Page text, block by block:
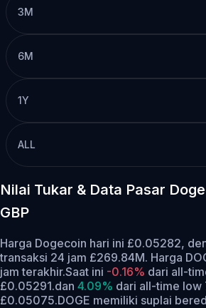
3M
6M
1Y
ALL
Nilai Tukar & Data Pasar
GBP
Harga Dogecoin hari ini £0.05282,
transaksi 24 jam £269.84M. Harga
jam terakhir.Saat ini -0.16% dari all-
£0.05291.dan 4.09% dari all-time low
£0.05075.DOGE memiliki suplai